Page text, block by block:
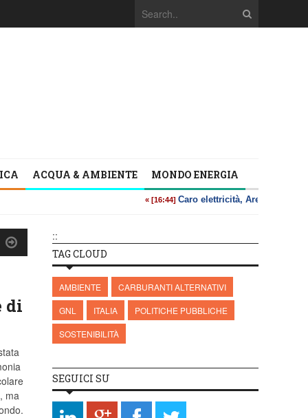
ACQUA & AMBIENTE MONDO ENERGIA
::
di
ma
TAG CLOUD
AMBIENTE
CARBURANTI ALTERNATIVI
GNL
ITALIA
POLITICHE PUBBLICHE
SOSTENIBILITÀ
SEGUICI SU